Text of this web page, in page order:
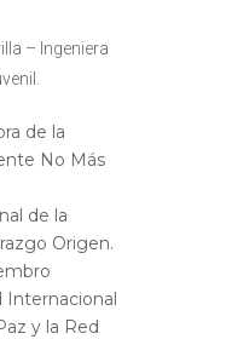
– Ingeniera
de la
No Más
de la
Origen.
Internacional
y la Red